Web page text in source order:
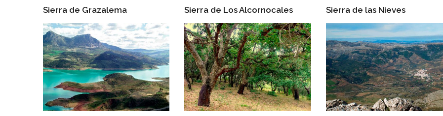
Sierra de Grazalema Sierra de Los Alcornocales Sierra de las Nieves